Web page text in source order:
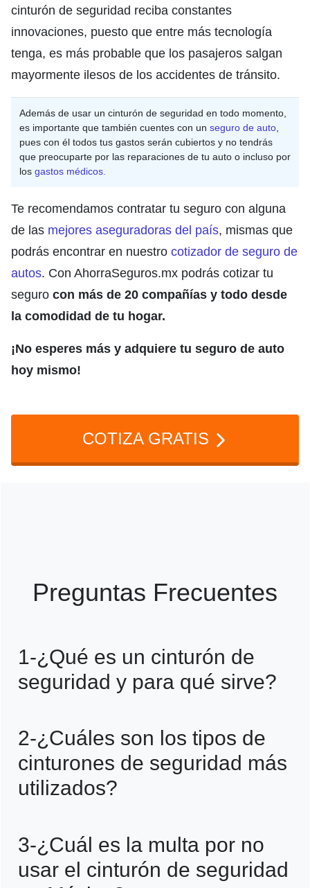
cinturón de seguridad reciba constantes
innovaciones, puesto que entre más tecnología
tenga, es más probable que los pasajeros salgan
mayormente ilesos de los accidentes de tránsito.
Además de usar un cinturón de seguridad en todo momento,
es importante que también cuentes con un seguro de auto
pues con él todos tus gastos serán cubiertos y no tendrás
que preocuparte por las reparaciones de tu auto o incluso por
los gastos médicos.
Te recomendamos contratar tu seguro con alguna
de las mejores aseguradoras del país, mismas que
podrás encontrar en nuestro cotizador de seguro de
autos. Con AhorraSeguros.mx podrás cotizar tu
seguro con más de 20 compañías y todo desde
la comodidad de tu hogar.
¡No esperes más y adquiere tu seguro de auto
hoy mismo!
COTIZA GRATIS
Preguntas Frecuentes
1-¿Qué es un cinturón de
seguridad y para qué sirve?
diseñado para proteger a los ocupantes de
un vehículo en caso de accidente. Su
función es minimizar el riesgo de lesiones
del automóvil en una colisión.
2-¿Cuáles son los tipos de
cinturones de seguridad más
utilizados?
cinturón de dos puntos, tres puntos, cuatro
puntos, cinco puntos, en X y los cinturones
3-¿Cuál es la multa por no
usar el cinturón de seguridad